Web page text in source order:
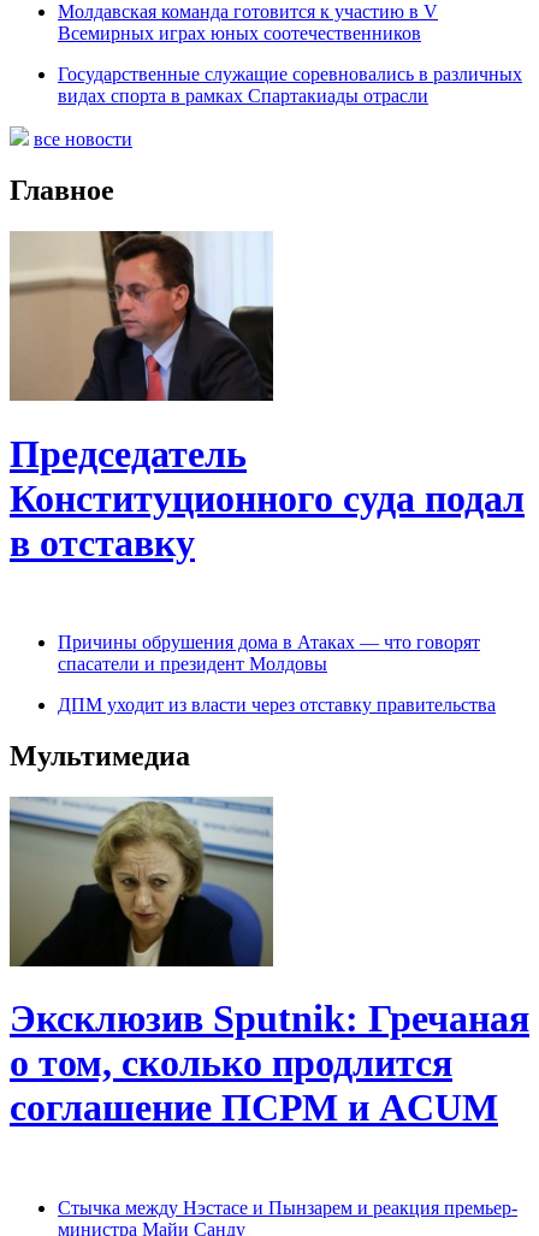
Молдавская команда готовится к участию в V
Всемирных играх юных соотечественников
Государственные служащие соревновались в различных
видах спорта в рамках Спартакиады отрасли
все новости
Главное
Председатель
Конституционного cуда подал
в отставку
Причины обрушения дома в Атаках — что говорят
спасатели и президент Молдовы
ДПМ уходит из власти через отставку правительства
Мультимедиа
Эксклюзив Sputnik: Гречаная
о том, сколько продлится
соглашение ПСРМ и ACUM
Cтычка между Нэстасе и Пынзарем и реакция премьер-
министра Майи Санду